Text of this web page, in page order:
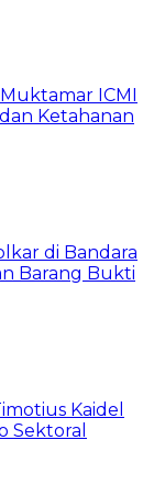
ICMI
Ketahanan
di Bandara
Barang Bukti
Kaidel
Sektoral